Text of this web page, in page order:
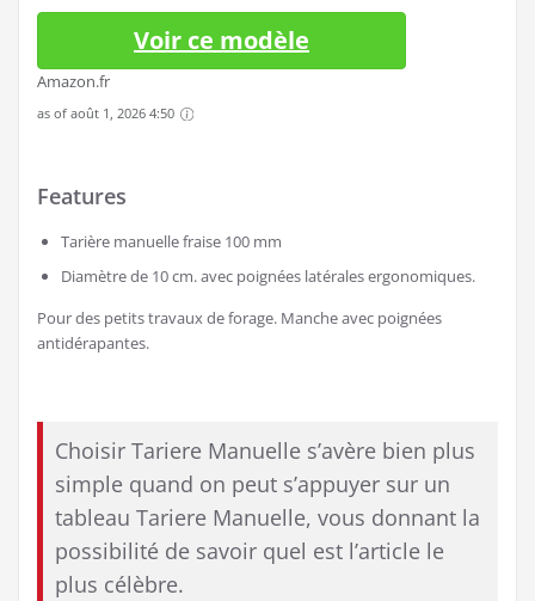
Voir ce modèle
Amazon.fr
as of août 1, 2026 4:50
Features
Tarière manuelle fraise 100 mm
Diamètre de 10 cm. avec poignées latérales ergonomiques.
Pour des petits travaux de forage. Manche avec poignées
antidérapantes.
Choisir Tariere Manuelle s’avère bien plus
simple quand on peut s’appuyer sur un
tableau Tariere Manuelle, vous donnant la
possibilité de savoir quel est l’article le
plus célèbre.